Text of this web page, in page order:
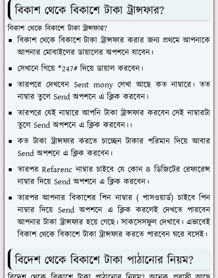
বিকাশ থেকে বিকাশে টাকা ট্রান্সফার?
বিকাশ থেকে বিকাশে টাকা ট্রান্সফার?
বিকাশ থেকে বিকাশে টাকা ট্রান্সফার করার জন্য প্রথমে আপনাকে
আপনার মোবাইলের ডায়ালের অপশনে যাবেন।
সেখানে গিয়ে *247# দিয়ে ডায়াল করবেন।
তারপরে দেখবেন Sent mony লেখা আছে কত নাম্বারে। তত
নাম্বার তুলে Send অপশনে এ ক্লিক করবেন।
তারপরে যেই নাম্বারে আপনি টাকা ট্রান্সফার করবেন সেই নাম্বারটা
তুলে Send অপশনে এ ক্লিক করবেন।।
কত টাকা ট্রান্সফার করতে চাচ্ছেন টাকার পরিমান দিয়ে আবার
Send অপশনে এ ক্লিক করবেন।
তারপর Refarenc নাম্বার চাইবে যে কোন ৪ ডিজিটের রেফারেন্স
নাম্বার দিয়ে Send অপশনে এ ক্লিক করবেন।
তারপর আপনার বিকাশের পিন নাম্বার ( পাসওয়ার্ড) চাইবে পিন
নাম্বার দিয়ে Send অপশনে এ ক্লিক করলেই দেখতে পারবেন
আপনার টাকা ট্রান্সফার হয়ে গেছে। সাকসেসফুল দেখাবে। এভাবেই
বিকাশ থেকে বিকাশে টাকা ট্রান্সফার করতে পারবেন ঘরে বসেই।
বিদেশ থেকে বিকাশে টাকা পাঠানোর নিয়ম?